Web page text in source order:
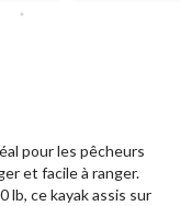
pour les pêcheurs
et facile à ranger.
lb, ce kayak assis sur